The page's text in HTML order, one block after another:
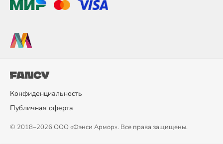
Конфиденциальность
Публичная оферта
© 2018–2026 ООО «Фэнси Армор». Все права защищены.